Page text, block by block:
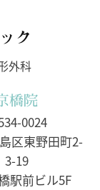
外科
橋院
0024
区東野田町2-
3-19
駅前ビル5F